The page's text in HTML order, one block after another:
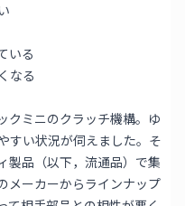
いる
なる
クミニのクラッチ機構。ゆ
すい状況が伺えました。そ
製品（以下，流通品）で集
メーカーからラインナップ